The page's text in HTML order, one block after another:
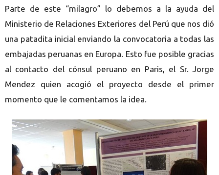
Parte de este “milagro” lo debemos a la ayuda del
Ministerio de Relaciones Exteriores del Perú que nos dió
una patadita inicial enviando la convocatoria a todas las
embajadas peruanas en Europa. Esto fue posible gracias
al contacto del cónsul peruano en Paris, el Sr. Jorge
Mendez quien acogió el proyecto desde el primer
momento que le comentamos la idea.